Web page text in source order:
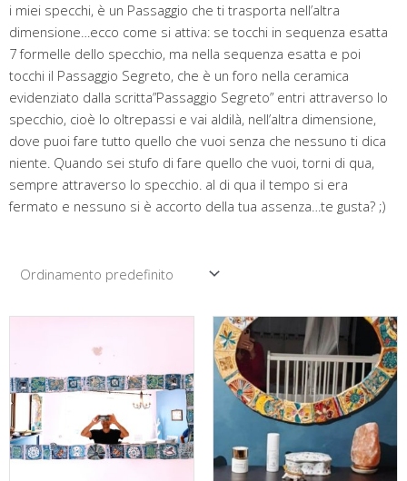
i miei specchi, è un Passaggio che ti trasporta nell’altra
dimensione…ecco come si attiva: se tocchi in sequenza esatta
7 formelle dello specchio, ma nella sequenza esatta e poi
tocchi il Passaggio Segreto, che è un foro nella ceramica
evidenziato dalla scritta”Passaggio Segreto” entri attraverso lo
specchio, cioè lo oltrepassi e vai aldilà, nell’altra dimensione,
dove puoi fare tutto quello che vuoi senza che nessuno ti dica
niente. Quando sei stufo di fare quello che vuoi, torni di qua,
sempre attraverso lo specchio. al di qua il tempo si era
fermato e nessuno si è accorto della tua assenza…te gusta? ;)